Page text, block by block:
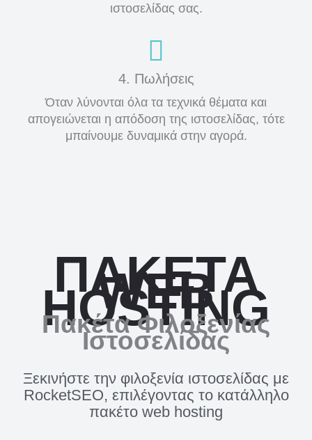
ιστοσελίδας σας.
4. Πωλήσεις
Όταν λύνονται όλα τα τεχνικά θέματα και
απογειώνεται η απόδοση της ιστοσελίδας, τότε
μπαίνουμε δυναμικά στην αγορά.
ΠΑΚΕΤΑ
WEB
HOSTING
Πακέτα Φιλοξενίας
Ιστοσελίδας
Ξεκινήστε την φιλοξενία ιστοσελίδας με
RocketSEO, επιλέγοντας το κατάλληλο
πακέτο web hosting